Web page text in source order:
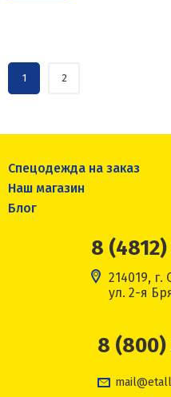
1 2
Спецодежда на заказ
Наш магазин
Блог
8
214019, г.
ул. 2-я
8 (800)